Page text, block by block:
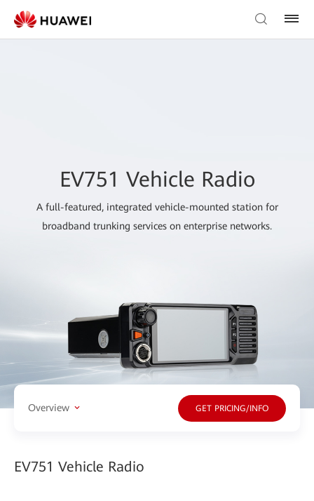
EV751 Vehicle Radio
A full-featured, integrated vehicle-mounted station for
broadband trunking services on enterprise networks.
Overview GET PRICING/INFO
EV751 Vehicle Radio